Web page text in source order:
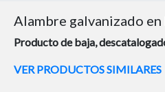
Alambre galvanizado
Producto de baja,
VER PRODUCTOS SIMILARES